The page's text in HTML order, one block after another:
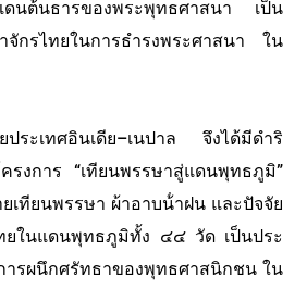
นต้นธารของพระพุทธศาสนา เป็น
กรไทยในการธํารงพระศาสนา ใน
ระเทศอินเดีย–เนปาล จึงได้มีดําริ
รงการ “เทียนพรรษาสู่แดนพุทธภูมิ”
ยเทียนพรรษา ผ้าอาบน้ําฝน และปัจจัย
ยในแดนพุทธภูมิทั้ง ๔๔ วัด เป็นประ
ารผนึกศรัทธาของพุทธศาสนิกชน ใน